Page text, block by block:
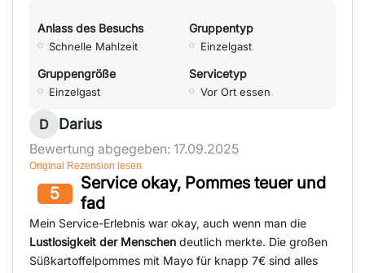
Anlass des Besuchs
Schnelle Mahlzeit
Gruppentyp
Einzelgast
Gruppengröße
Einzelgast
Servicetyp
Vor Ort essen
D Darius
Bewertung abgegeben: 17.09.2025
Original Rezension lesen
5
Service okay, Pommes teuer und
fad
Mein Service-Erlebnis war okay, auch wenn man die
Lustlosigkeit der Menschen deutlich merkte. Die großen
Süßkartoffelpommes mit Mayo für knapp 7€ sind alles